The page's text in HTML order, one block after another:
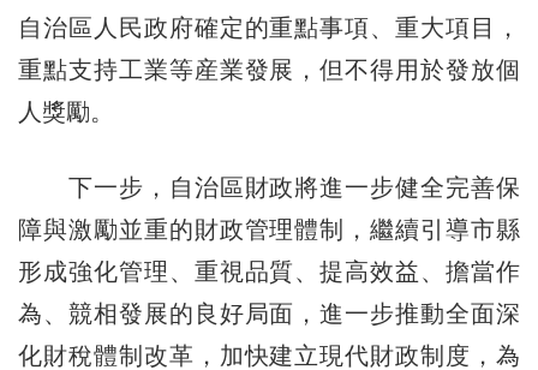
自治區人民政府確定的重點事項、重大項目，
重點支持工業等産業發展，但不得用於發放個
人獎勵。
下一步，自治區財政將進一步健全完善保
障與激勵並重的財政管理體制，繼續引導市縣
形成強化管理、重視品質、提高效益、擔當作
為、競相發展的良好局面，進一步推動全面深
化財稅體制改革，加快建立現代財政制度，為